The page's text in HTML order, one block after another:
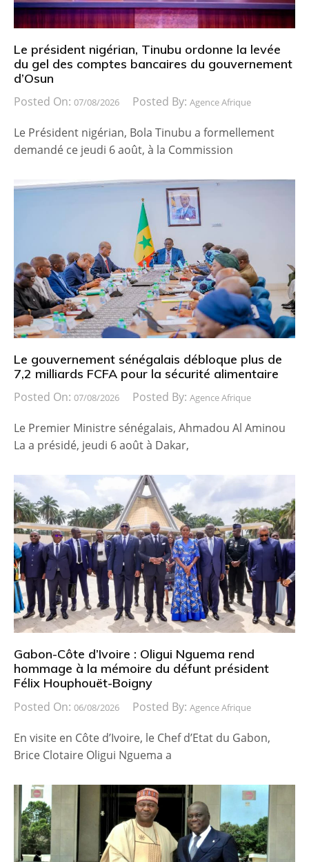
Le président nigérian, Tinubu ordonne la levée
du gel des comptes bancaires du gouvernement
d’Osun
Posted On: 07/08/2026 Posted By: Agence Afrique
Le Président nigérian, Bola Tinubu a formellement
demandé ce jeudi 6 août, à la Commission
Le gouvernement sénégalais débloque plus de
7,2 milliards FCFA pour la sécurité alimentaire
Posted On: 07/08/2026 Posted By: Agence Afrique
Le Premier Ministre sénégalais, Ahmadou Al Aminou
La a présidé, jeudi 6 août à Dakar,
Gabon-Côte d’Ivoire : Oligui Nguema rend
hommage à la mémoire du défunt président
Félix Houphouët-Boigny
Posted On: 06/08/2026 Posted By: Agence Afrique
En visite en Côte d’Ivoire, le Chef d’Etat du Gabon,
Brice Clotaire Oligui Nguema a